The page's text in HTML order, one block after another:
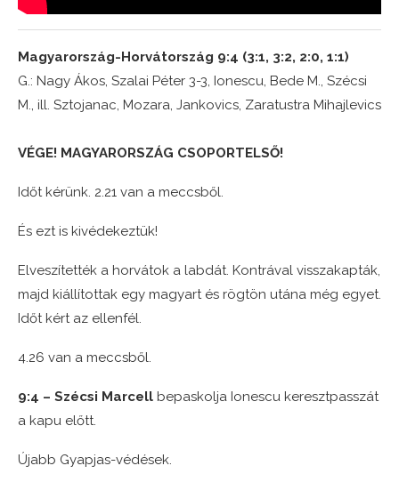
Magyarország-Horvátország 9:4 (3:1, 3:2, 2:0, 1:1)
G.: Nagy Ákos, Szalai Péter 3-3, Ionescu, Bede M., Szécsi
M., ill. Sztojanac, Mozara, Jankovics, Zaratustra Mihajlevics
VÉGE! MAGYARORSZÁG CSOPORTELSŐ!
Időt kérünk. 2.21 van a meccsből.
És ezt is kivédekeztük!
Elveszítették a horvátok a labdát. Kontrával visszakapták,
majd kiállítottak egy magyart és rögtön utána még egyet.
Időt kért az ellenfél.
4.26 van a meccsből.
9:4 – Szécsi Marcell bepaskolja Ionescu keresztpasszát
a kapu előtt.
Újabb Gyapjas-védések.